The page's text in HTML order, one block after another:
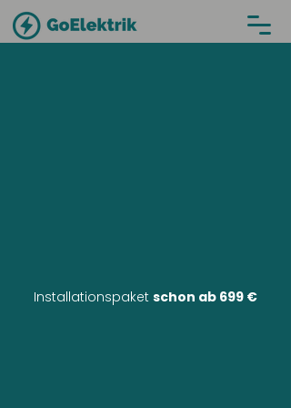
Installationspaket schon ab 699 €